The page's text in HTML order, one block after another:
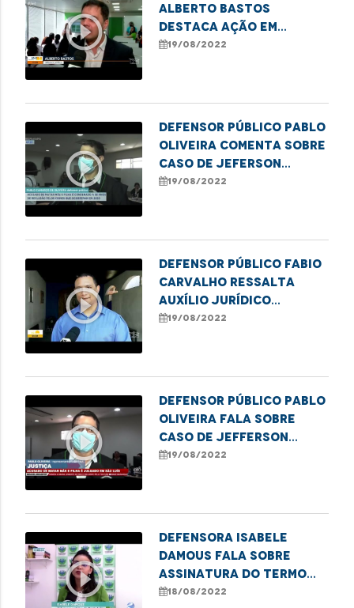
play_circle_outline
Alberto Bastos
destaca ação em
escola pública que
combate à violência
19/08/2022
play_circle_outline
Defensor Público Pablo
Oliveira comenta sobre
caso de Jeferson
Serpa, condenado a 56
19/08/2022
play_circle_outline
Defensor Público Fabio
Carvalho ressalta
auxílio jurídico
oferecido pela DPE
Imperatriz
19/08/2022
play_circle_outline
Defensor Público Pablo
Oliveira fala sobre
caso de Jefferson
Serpa, acusado de
19/08/2022
play_circle_outline
Defensora Isabele
Damous fala sobre
assinatura do termo
que garante o direito à
18/08/2022